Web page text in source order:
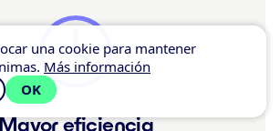
eficiencia
una cookie para mantener
Más información
OK